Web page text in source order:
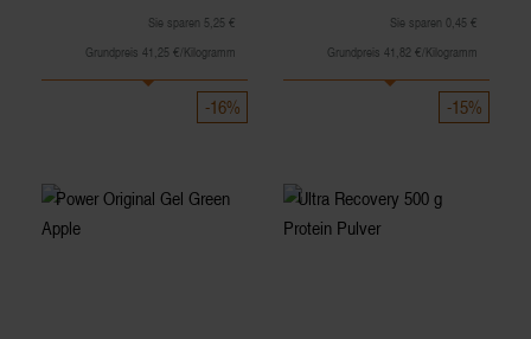
Sie sparen 5,25 €
Grundpreis 41,25 €/Kilogramm
Sie sparen 0,45 €
Grundpreis 41,82 €/Kilogramm
-16% -15%